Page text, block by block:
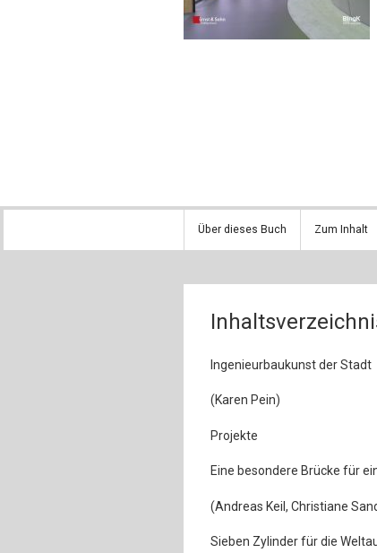
Über dieses Buch Zum Inhalt
Ingenieurbaukunst der Stadt
(Karen Pein)
Projekte
Eine besondere Brücke für
(Andreas Keil, Christiane
Sieben Zylinder für die